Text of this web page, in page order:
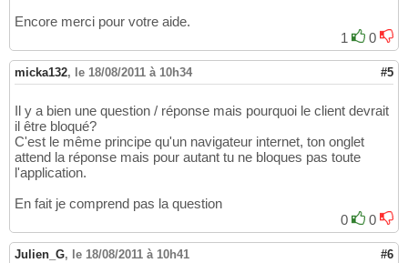
Encore merci pour votre aide.
1
0
micka132, le 18/08/2011 à 10h34 #5
Il y a bien une question / réponse mais pourquoi le client devrait
il être bloqué?
C'est le même principe qu'un navigateur internet, ton onglet
attend la réponse mais pour autant tu ne bloques pas toute
l'application.
En fait je comprend pas la question
0
0
Julien_G, le 18/08/2011 à 10h41 #6